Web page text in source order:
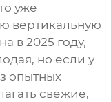
уже
вертикальную
в 2025 году,
но если у
опытных
свежие,